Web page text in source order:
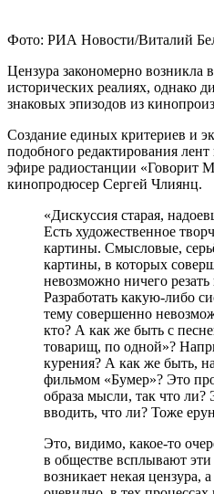
Фото: РИА Новости/Виталий
Цензура закономерно возникла
исторических реалиях, однако
знаковых эпизодов из
Создание единых критериев и
подобного редактирования
эфире радиостанции «Говорит
кинопродюсер Сергей Члиянц.
«Дискуссия старая,
Есть художественное
картины. Смысловые,
картины, в которых
невозможно ничего
Разработать какую-либо
тему совершенно
кто? А как же быть с
товарищ, по одной»?
курения? А как же быть,
фильмом «Бумер»? Это
образа мысли, так что ли?
вводить, что ли? Тоже
Это, видимо, какое-то
в обществе всплывают
возникает некая цензура,